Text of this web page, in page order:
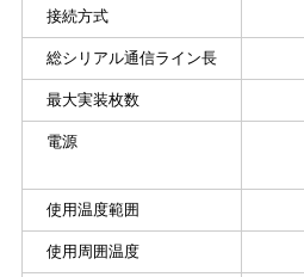
接続方式
総シリアル通信ライン長
最大実装枚数
電源
使用温度範囲
使用周囲温度